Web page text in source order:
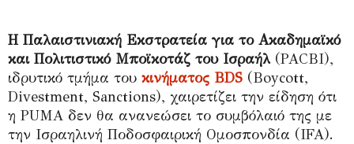
Η Παλαιστινιακή Εκστρατεία για το Ακαδημαϊκό
και Πολιτιστικό Μποϊκοτάζ του Ισραήλ(PACBI),
ιδρυτικό τμήμα του κινήματος BDS (Boycott,
Divestment, Sanctions), χαιρετίζει την είδηση ​​ότι
η PUMA δεν θα ανανεώσει το συμβόλαιό της με
την Ισραηλινή Ποδοσφαιρική Ομοσπονδία (IFA).